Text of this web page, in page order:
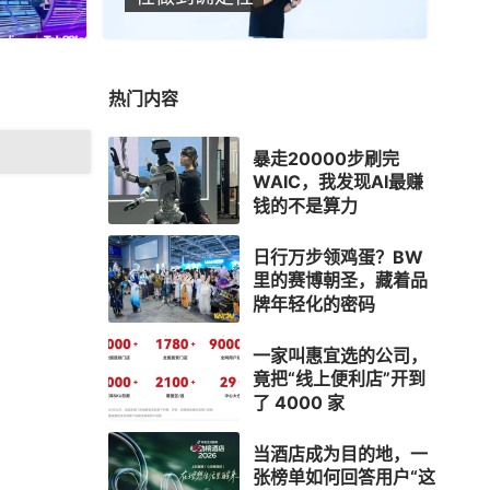
热门内容
暴走20000步刷完
WAIC，我发现AI最赚
钱的不是算力
日行万步领鸡蛋？BW
里的赛博朝圣，藏着品
牌年轻化的密码
一家叫惠宜选的公司，
竟把“线上便利店”开到
了 4000 家
当酒店成为目的地，一
张榜单如何回答用户“这